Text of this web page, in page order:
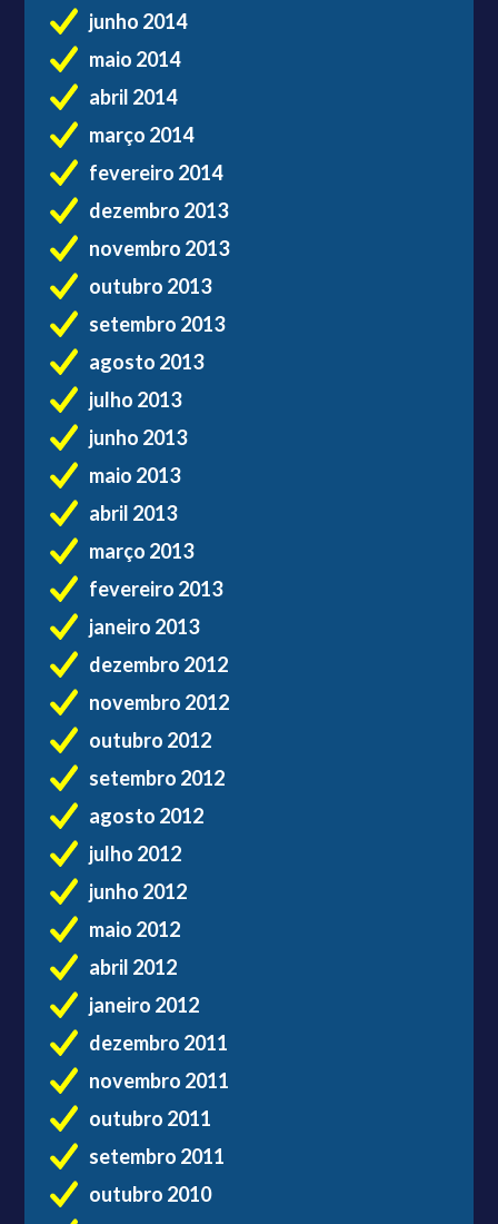
junho 2014
maio 2014
abril 2014
março 2014
fevereiro 2014
dezembro 2013
novembro 2013
outubro 2013
setembro 2013
agosto 2013
julho 2013
junho 2013
maio 2013
abril 2013
março 2013
fevereiro 2013
janeiro 2013
dezembro 2012
novembro 2012
outubro 2012
setembro 2012
agosto 2012
julho 2012
junho 2012
maio 2012
abril 2012
janeiro 2012
dezembro 2011
novembro 2011
outubro 2011
setembro 2011
outubro 2010